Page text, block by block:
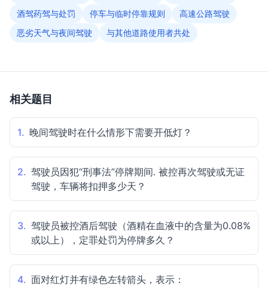
酒驾药驾与处罚
停车与临时停靠规则
高速公路驾驶
恶劣天气与夜间驾驶
与其他道路使用者共处
相关题目
1. 晚间驾驶时在什么情形下需要开低灯？
2. 驾驶员因犯“刑事法”停牌期间. 被控再次驾驶或无证
驾驶，车辆将扣押多少天？
3. 驾驶员被控酒后驾驶（酒精在血液中的含量为0.08%
或以上），定罪处罚为停牌多久？
4. 面对红灯并有绿色左转箭头，表示：